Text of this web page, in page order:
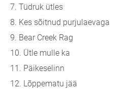
7. Tüdruk ütles
8. Kes sõitnud purjulaevaga
9. Bear Creek Rag
10. Ütle mulle ka
11. Päikeselinn
12. Lõppematu jää